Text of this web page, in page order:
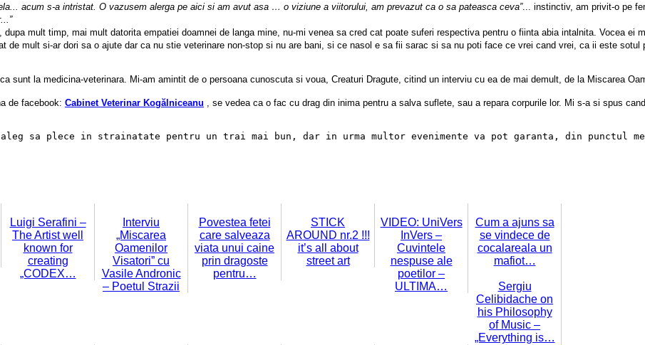
acum s-a intristat. O vazusem alerga pe aici si am avut asa … o viziune a viitorului, am prevazut ca o sa pateasca ceva”... instinctiv, am privit-o pe
mult timp, mai mult datorita empatiei doamnei de langa mine, nu-mi venea sa cred cat poate suferi respectiva pentru o fiinta abia intalnita.
de mult si-ar dori sa o ajute dar ca nu stie veterinare non-stop si nu are bani, si ce nasol e sa fii sarac si sa nu poti face ce vrei cand vrei, ca ii este
sunt la medicina-veterinara. Mi-am amintit de o persoana cunoscuta si voua, Creaturi Dragute, citind un interviu cu ea de mai demult, de la Miscarea
de facebook: Cabinet Veterinar Kogălniceanu , se vedea ca o fac cu drag din inima pentru a salva suflete, sau a repara corpurile lor. Mi s-a si spus
sa plece in strainatate pentru un trai mai bun, dar in urma multor evenimente va pot garanta, din punctul
Luigi Serafini –
The Artist well
known for
creating
„CODEX…
Interviu
„Miscarea
Oamenilor
Visatori” cu
Vasile Andronic
– Poetul Strazii
Povestea fetei
care salveaza
viata unui caine
prin dragoste
pentru…
STICK
AROUND nr.2 !!!
it’s all about
street art
VIDEO: UniVers
InVers –
Cuvintele
nespuse ale
poetilor –
ULTIMA…
Cum a ajuns sa
se vindece de
cocalareala un
mafiot…
Sergiu
Celibidache on
his Philosophy
of Music –
„Everything is…